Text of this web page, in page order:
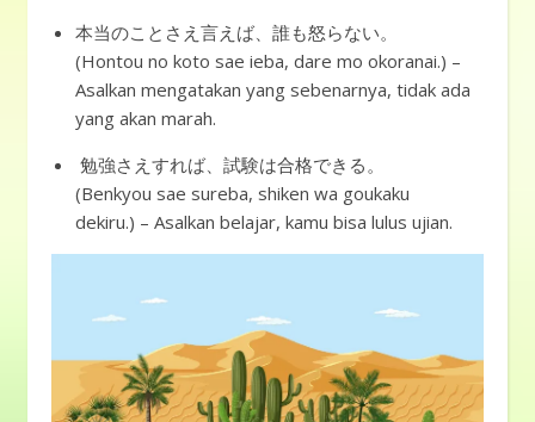
本当のことさえ言えば、誰も怒らない。
(Hontou no koto sae ieba, dare mo okoranai.) –
Asalkan mengatakan yang sebenarnya, tidak ada
yang akan marah.
勉強さえすれば、試験は合格できる。
(Benkyou sae sureba, shiken wa goukaku
dekiru.) – Asalkan belajar, kamu bisa lulus ujian.